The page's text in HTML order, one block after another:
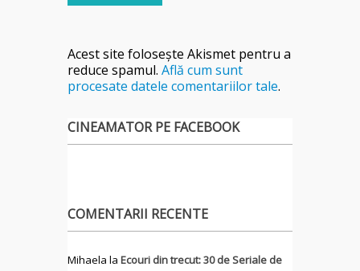
Acest site folosește Akismet pentru a
reduce spamul. Află cum sunt
procesate datele comentariilor tale.
CINEAMATOR PE FACEBOOK
COMENTARII RECENTE
Mihaela la Ecouri din trecut: 30 de Seriale de